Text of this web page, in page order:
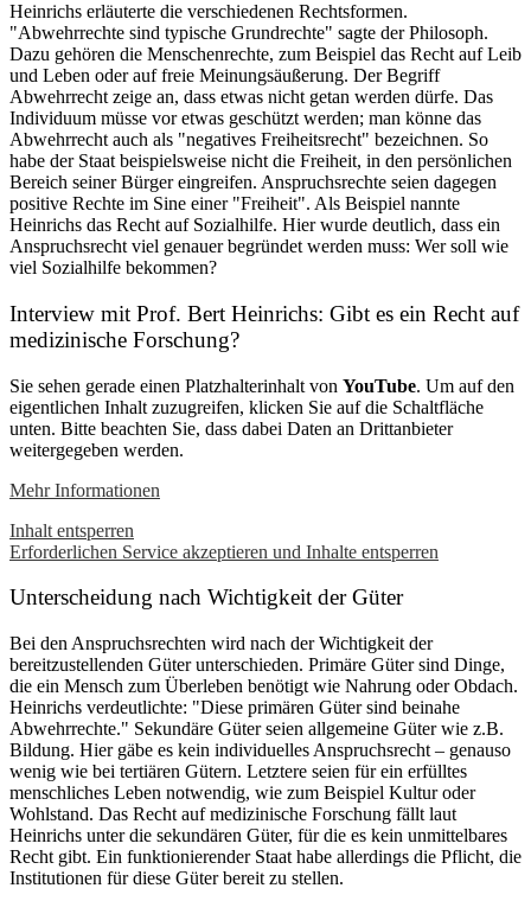
Heinrichs erläuterte die verschiedenen Rechtsformen.
"Abwehrrechte sind typische Grundrechte" sagte der Philosoph.
Dazu gehören die Menschenrechte, zum Beispiel das Recht auf Leib
und Leben oder auf freie Meinungsäußerung. Der Begriff
Abwehrrecht zeige an, dass etwas nicht getan werden dürfe. Das
Individuum müsse vor etwas geschützt werden; man könne das
Abwehrrecht auch als "negatives Freiheitsrecht" bezeichnen. So
habe der Staat beispielsweise nicht die Freiheit, in den persönlichen
Bereich seiner Bürger eingreifen. Anspruchsrechte seien dagegen
positive Rechte im Sine einer "Freiheit". Als Beispiel nannte
Heinrichs das Recht auf Sozialhilfe. Hier wurde deutlich, dass ein
Anspruchsrecht viel genauer begründet werden muss: Wer soll wie
viel Sozialhilfe bekommen?
Interview mit Prof. Bert Heinrichs: Gibt es ein Recht auf
medizinische Forschung?
Sie sehen gerade einen Platzhalterinhalt von YouTube. Um auf den
eigentlichen Inhalt zuzugreifen, klicken Sie auf die Schaltfläche
unten. Bitte beachten Sie, dass dabei Daten an Drittanbieter
weitergegeben werden.
Mehr Informationen
Inhalt entsperren
Erforderlichen Service akzeptieren und Inhalte entsperren
Unterscheidung nach Wichtigkeit der Güter
Bei den Anspruchsrechten wird nach der Wichtigkeit der
bereitzustellenden Güter unterschieden. Primäre Güter sind Dinge,
die ein Mensch zum Überleben benötigt wie Nahrung oder Obdach.
Heinrichs verdeutlichte: "Diese primären Güter sind beinahe
Abwehrrechte." Sekundäre Güter seien allgemeine Güter wie z.B.
Bildung. Hier gäbe es kein individuelles Anspruchsrecht – genauso
wenig wie bei tertiären Gütern. Letztere seien für ein erfülltes
menschliches Leben notwendig, wie zum Beispiel Kultur oder
Wohlstand. Das Recht auf medizinische Forschung fällt laut
Heinrichs unter die sekundären Güter, für die es kein unmittelbares
Recht gibt. Ein funktionierender Staat habe allerdings die Pflicht, die
Institutionen für diese Güter bereit zu stellen.